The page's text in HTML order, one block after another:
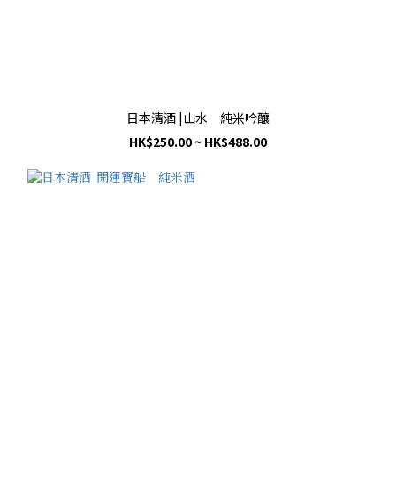
日本清酒 |山水 純米吟釀
HK$250.00 ~ HK$488.00